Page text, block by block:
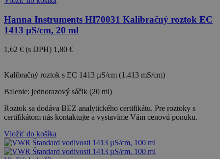
Hanna Instruments HI70031 Kalibračný roztok EC
1413 µS/cm, 20 ml
1,62 € (s DPH) 1,80 €
Kalibračný roztok s EC 1413 µS/cm (1.413 mS/cm)
Balenie: jednorazový sáčik (20 ml)
Roztok sa dodáva BEZ analytického certifikátu. Pre roztoky s
certifikátom nás kontaktujte a vystavíme Vám cenovú ponuku.
Vložiť do košíka